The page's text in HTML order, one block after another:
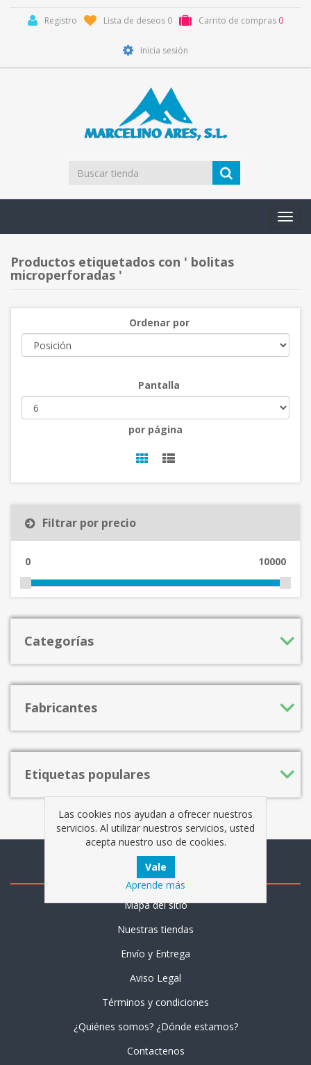
Registro Lista de deseos 0 Carrito de compras 0
Inicia sesión
Productos etiquetados con ' bolitas
microperforadas '
Ordenar por
Pantalla
por página
Filtrar por precio
0 10000
Categorías
Fabricantes
Etiquetas populares
Información
Mapa del sitio
Nuestras tiendas
Envío y Entrega
Aviso Legal
Términos y condiciones
¿Quiénes somos? ¿Dónde estamos?
Contactenos
Las cookies nos ayudan a ofrecer nuestros
servicios. Al utilizar nuestros servicios, usted
acepta nuestro uso de cookies.
Aprende más